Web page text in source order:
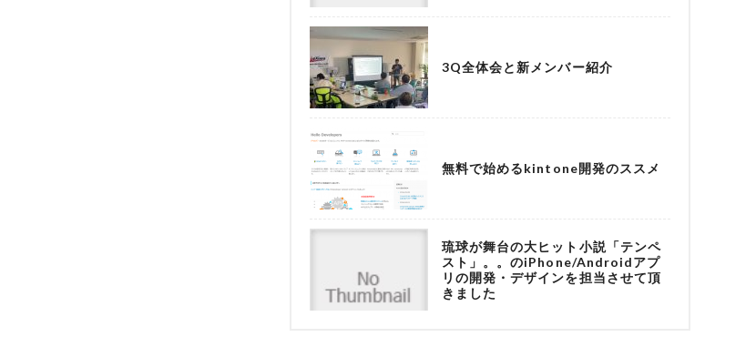
3Q全体会と新メンバー紹介
無料で始めるkintone開発のススメ
琉球が舞台の大ヒット小説「テンペ
スト」。。のiPhone/Androidアプ
リの開発・デザインを担当させて頂
きました